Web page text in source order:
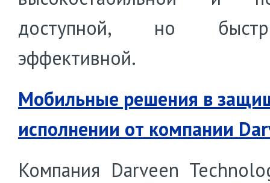
доступной, но
эффективной.
Мобильные решения в
исполнении от компании
Компания Darveen